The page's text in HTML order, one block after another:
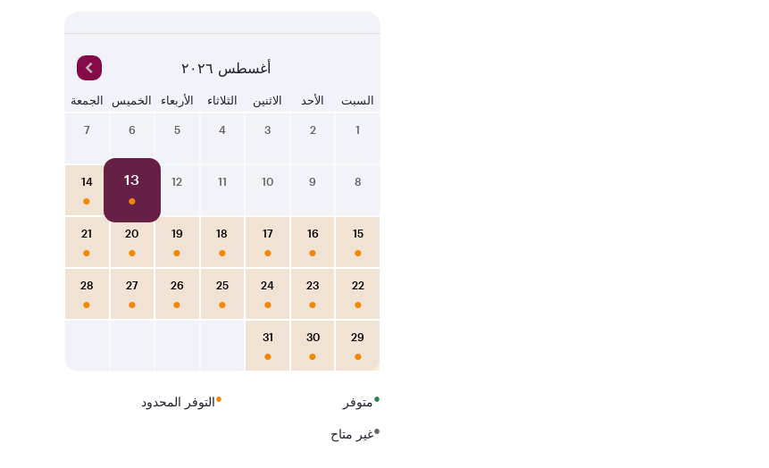
أغسطس ٢٠٢٦
السبت الأحد الاثنين الثلاثاء الأربعاء الخميس الجمعة
1
2
3
4
5
6
7
8
9
10
11
12
13
14
15
16
17
18
19
20
21
22
23
24
25
26
27
28
29
30
31
•متوفر •التوفر المحدود
•غير متاح